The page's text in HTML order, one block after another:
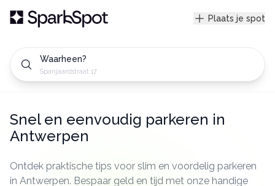
Plaats je spot
Waarheen?
Spanjaardstraat 17 Bruges,
Snel en eenvoudig parkeren in
Antwerpen
Ontdek praktische tips voor slim en voordelig parkeren
in Antwerpen. Bespaar geld en tijd met onze handige